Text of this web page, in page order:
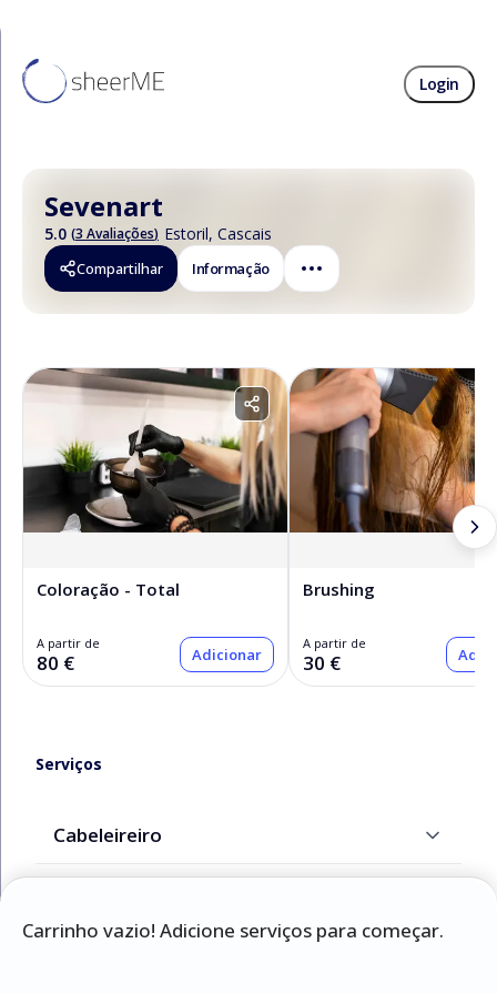
Login
Sevenart
5.0 (3 Avaliações) Estoril, Cascais
Compartilhar Informação
Coloração - Total
A partir de
80 € Adicionar
Brushing
A partir de
30 €
Serviços
Cabeleireiro
Carrinho vazio! Adicione serviços para começar.